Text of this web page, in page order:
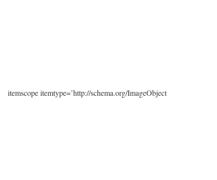
itemscope itemtype=’http://schema.org/ImageObject